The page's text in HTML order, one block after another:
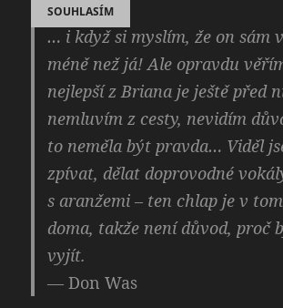
SOUHLASÍM
… i když si myslím, že on sám
méně než já! Ale opravdu
nejlepší z Briana je ještě před
nemluvím z cesty, nevidím
to neměla být pravda… Viděl
zpívat, dělat doprovodné
s aranžemi – ten chlap je v
doma, takže není důvod, proč
vyjít.
— Don Was